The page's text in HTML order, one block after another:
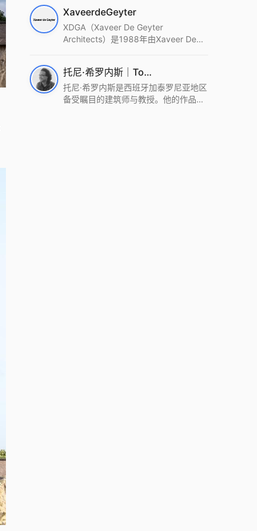
统这种新的思维范式为基础，以上海性
和生活性为介入设计的原点，以建筑为
工具，从而推动建筑学和社会学进步。
2022 DFA中获Merit,2021 Architizer
A+ Firm Awards中获Special
Mention：Best Young Firm，2020 IF
XaveerdeGeyter
XDGA（Xaveer De Geyter
Architects）是1988年由Xaveer De
进的设计方法、多元的专业团队和国际
化的作品著称，曾获密斯·凡·德罗奖、
Bigmat奖等多项重要奖项。XDGA主张
托尼·希罗内斯｜Toni Gironès
托尼·希罗内斯是西班牙加泰罗尼亚地区
备受瞩目的建筑师与教授。他的作品深